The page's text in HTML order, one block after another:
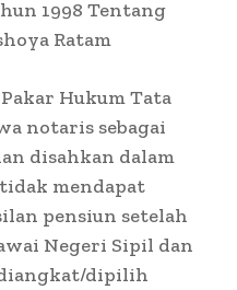
1998 Tentang
Ratam
Hukum Tata
notaris sebagai
disahkan dalam
mendapat
pensiun setelah
Negeri Sipil dan
dipilih